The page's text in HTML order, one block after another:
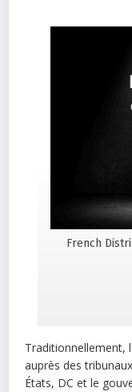
French
Traditionnellement,
auprès des
États, DC et le